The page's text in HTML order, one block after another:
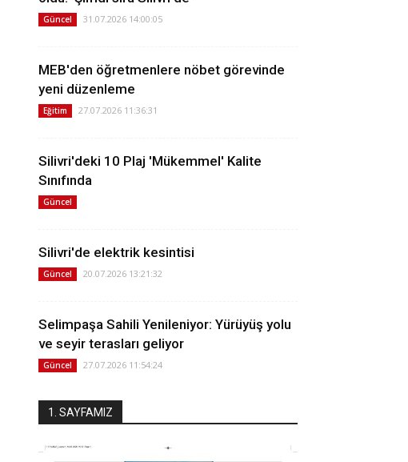
Güncel 31.07.2026 14:00:05
MEB'den öğretmenlere nöbet görevinde
yeni düzenleme
Eğitim 27.07.2026 11:36:31
Silivri'deki 10 Plaj 'Mükemmel' Kalite
Sınıfında
Güncel
Silivri'de elektrik kesintisi
Güncel 20.07.2026 13:21:32
Selimpaşa Sahili Yenileniyor: Yürüyüş yolu
ve seyir terasları geliyor
Güncel 27.07.2026 11:54:24
1. SAYFAMIZ